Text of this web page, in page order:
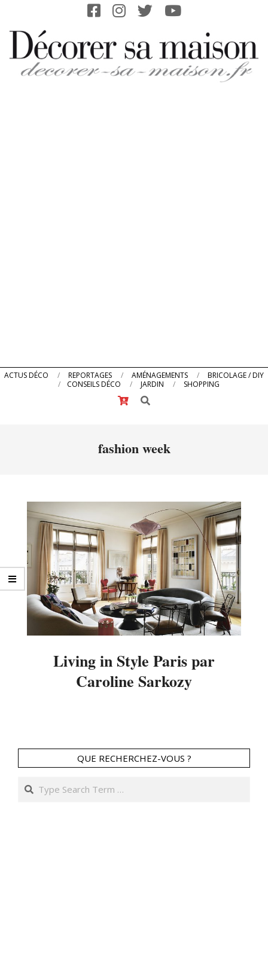
content
Primary
ACTUS DÉCO REPORTAGES AMÉNAGEMENTS
BRICOLAGE / DIY
CONSEILS DÉCO
JARDIN
SHOPPING
Search
fashion week
Living in Style Paris par
Caroline Sarkozy
QUE RECHERCHEZ-VOUS ?
Search